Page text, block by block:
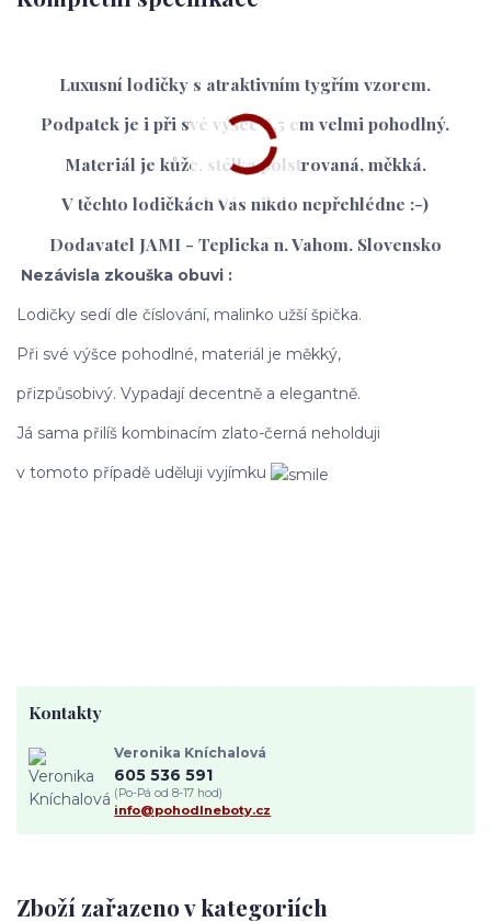
Luxusní lodičky s atraktivním tygřím vzorem.
Podpatek je i při své výšce 6,5 cm velmi pohodlný.
Materiál je kůže, stélka polstrovaná, měkká.
V těchto lodičkách Vás nikdo nepřehlédne :-)
Dodavatel JAMI - Teplicka n. Vahom. Slovensko
Nezávisla zkouška obuvi :
Lodičky sedí dle číslování, malinko užší špička.
Při své výšce pohodlné, materiál je měkký,
přizpůsobivý. Vypadají decentně a elegantně.
Já sama přilíš kombinacím zlato-černá neholduji
v tomoto případě uděluji vyjímku
Zboží zařazeno v kategoriích
Kontakty
Veronika Kníchalová
605 536 591
(Po-Pá od 8-17 hod)
info@pohodlneboty.cz